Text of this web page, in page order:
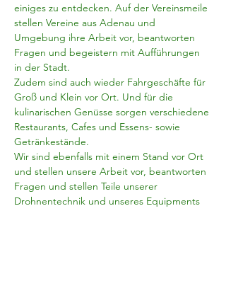
einiges zu entdecken. Auf der Vereinsmeile
stellen Vereine aus Adenau und
Umgebung ihre Arbeit vor, beantworten
Fragen und begeistern mit Aufführungen
in der Stadt.
Zudem sind auch wieder Fahrgeschäfte für
Groß und Klein vor Ort. Und für die
kulinarischen Genüsse sorgen verschiedene
Restaurants, Cafes und Essens- sowie
Getränkestände.
Wir sind ebenfalls mit einem Stand vor Ort
und stellen unsere Arbeit vor, beantworten
Fragen und stellen Teile unserer
Drohnentechnik und unseres Equipments